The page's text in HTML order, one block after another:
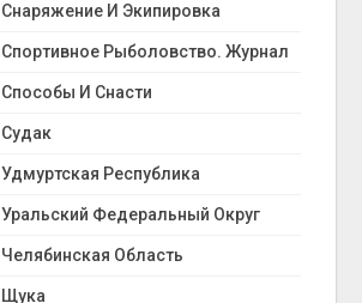
Снаряжение И Экипировка
Спортивное Рыболовство. Журнал
Способы И Снасти
Судак
Удмуртская Республика
Уральский Федеральный Округ
Челябинская Область
Щука